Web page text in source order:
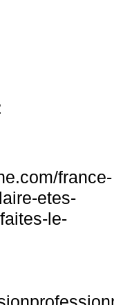
france-
etes-
le-